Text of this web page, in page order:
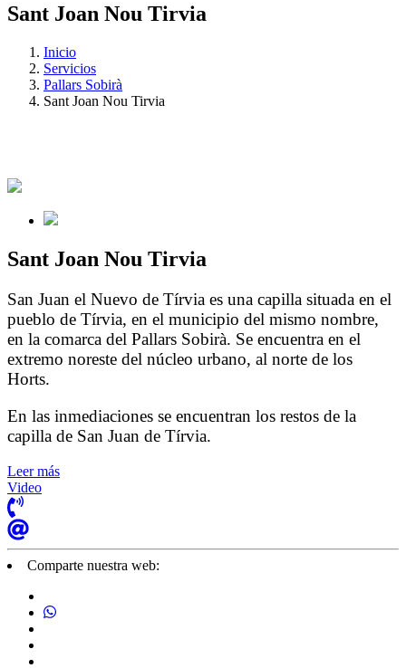
Sant Joan Nou Tirvia
Inicio
Servicios
Pallars Sobirà
Sant Joan Nou Tirvia
Sant Joan Nou Tirvia
San Juan el Nuevo de Tírvia es una capilla situada en el
pueblo de Tírvia, en el municipio del mismo nombre,
en la comarca del Pallars Sobirà. Se encuentra en el
extremo noreste del núcleo urbano, al norte de los
Horts.
En las inmediaciones se encuentran los restos de la
capilla de San Juan de Tírvia.
Leer más
Video
Comparte nuestra web: